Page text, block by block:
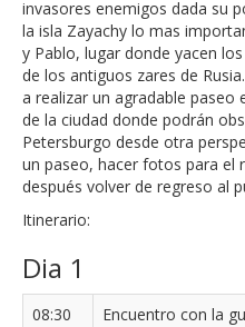
invasores enemigos dada su
la isla Zayachy lo mas
y Pablo, lugar donde yacen
de los antiguos zares de
a realizar un agradable paseo
de la ciudad donde podrán
Petersburgo desde otra
un paseo, hacer fotos para el
después volver de regreso al
Itinerario:
Dia 1
08:30
Encuentro con la